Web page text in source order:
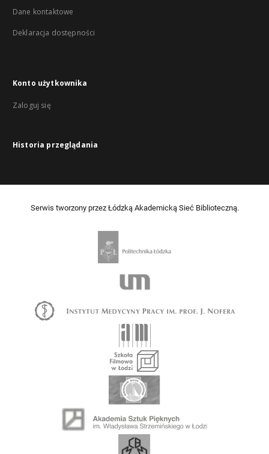
Dane kontaktowe
Deklaracja dostępności
Konto użytkownika
Zaloguj się
Historia przeglądania
Serwis tworzony przez Łódzką Akademicką Sieć Biblioteczną.